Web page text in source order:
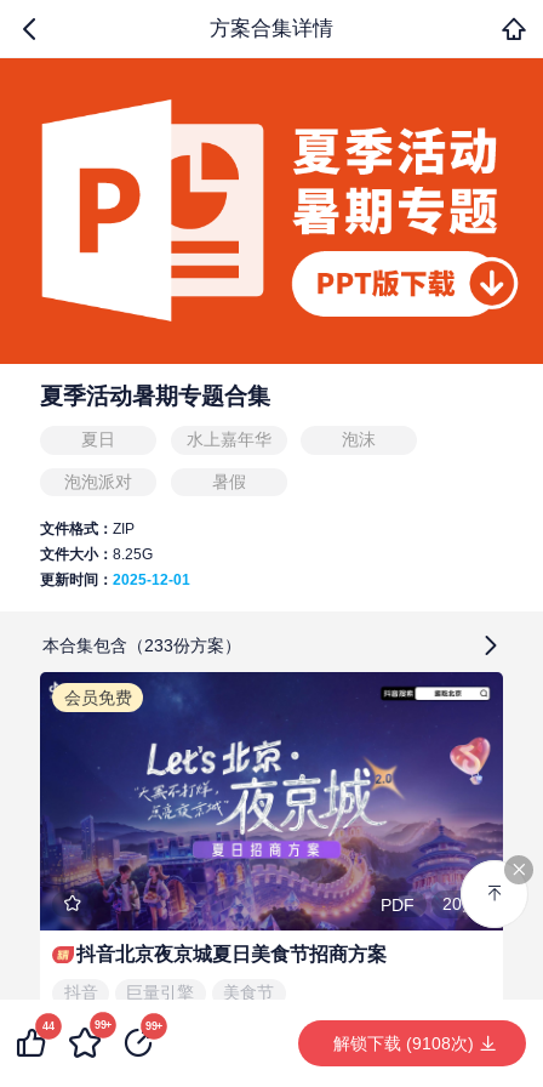
方案合集详情
夏季活动暑期专题合集
夏日 水上嘉年华 泡沫
泡泡派对 暑假
文件格式：ZIP
文件大小：8.25G
更新时间：2025-12-01
本合集包含（233份方案）
会员免费
PDF 20页
抖音北京夜京城夏日美食节招商方案
抖音 巨量引擎 美食节
甲方爸爸的狗 LV.2
44 99+ 99+
解锁下载 (9108次)